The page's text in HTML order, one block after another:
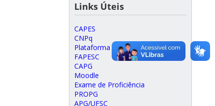
Links Úteis
CAPES
CNPq
Plataforma Lattes
FAPESC
CAPG
Moodle
Exame de Proficiência
PROPG
APG/UFSC